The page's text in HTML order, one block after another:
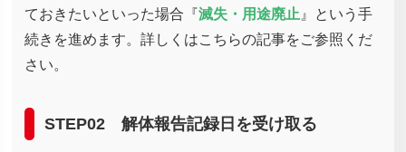
ておきたいといった場合『 滅失・用途廃止』という手
続きを進めます。詳しくはこちらの記事をご参照くだ
さい。
STEP02 解体報告記録日を受け取る